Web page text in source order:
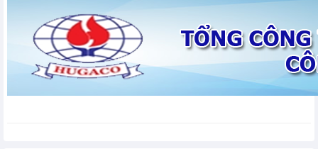
Lithuania đóng góp
30.000 EUR để giúp các
nền kinh tế đang phát
triển và các nước kém
phát triển nhất nâng cao năng lực
thương mại
WTO - Thứ hai, 10-8-2026
diện, tiếp
trình lịch sử
hơn 132
năm